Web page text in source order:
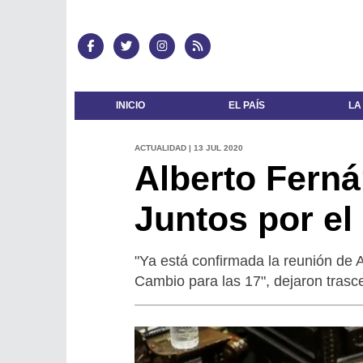
INICIO EL PAÍS
ACTUALIDAD | 13 JUL 2020
Alberto
Juntos por el
"Ya está confirmada la reunión de
Cambio para las 17", dejaron